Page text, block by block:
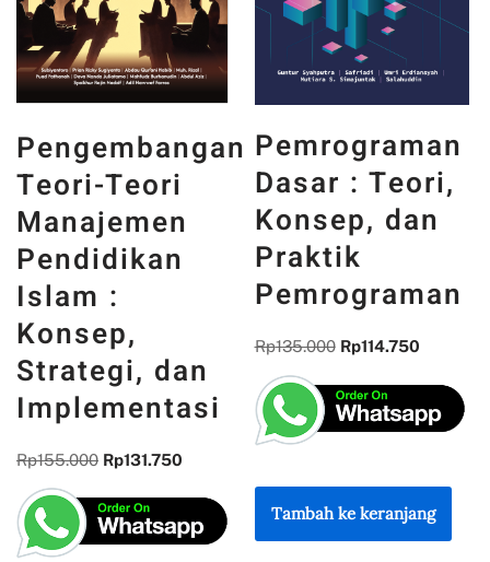
Pemrograman
Dasar : Teori,
Konsep, dan
Praktik
Pemrograman
Rp135.000 Rp114.750
Tambah ke keranjang
PANCASILA
DAN WAJAH
INDONESIA :
MEMORI,
PENGALAMAN,
DAN
REFLEKSI
KEBANGSAAN
Rp300.000 Rp255.000